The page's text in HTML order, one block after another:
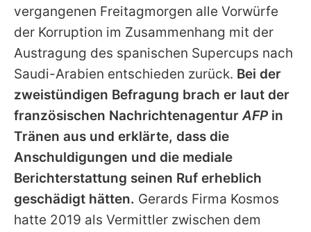
Team
Redaktionelle Richtlinien
Impressum
Datenschutzerklärung
Nutzungsbedingungen
Utiq verwalten
vergangenen Freitagmorgen alle Vorwürfe
der Korruption im Zusammenhang mit der
Austragung des spanischen Supercups nach
Saudi-Arabien entschieden zurück. Bei der
zweistündigen Befragung brach er laut der
französischen NachrichtenagenturAFP in
Tränen aus und erklärte, dass die
Anschuldigungen und die mediale
Berichterstattung seinen Ruf erheblich
geschädigt hätten. Gerards Firma Kosmos
hatte 2019 als Vermittler zwischen dem